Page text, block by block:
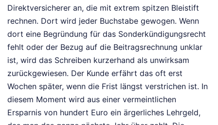
Direktversicherer an, die mit extrem spitzen Bleistift
rechnen. Dort wird jeder Buchstabe gewogen. Wenn
dort eine Begründung für das Sonderkündigungsrecht
fehlt oder der Bezug auf die Beitragsrechnung unklar
ist, wird das Schreiben kurzerhand als unwirksam
zurückgewiesen. Der Kunde erfährt das oft erst
Wochen später, wenn die Frist längst verstrichen ist. In
diesem Moment wird aus einer vermeintlichen
Ersparnis von hundert Euro ein ärgerliches Lehrgeld,